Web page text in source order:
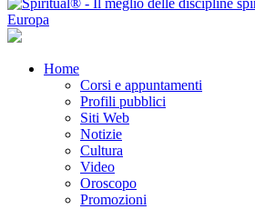
Home
Corsi e appuntamenti
Profili pubblici
Siti Web
Notizie
Cultura
Video
Oroscopo
Promozioni